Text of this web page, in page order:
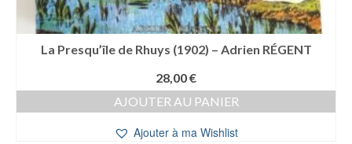
La Presqu’île de Rhuys (1902) – Adrien RÉGENT
28,00€
AJOUTER AU PANIER
Ajouter à ma Wishlist